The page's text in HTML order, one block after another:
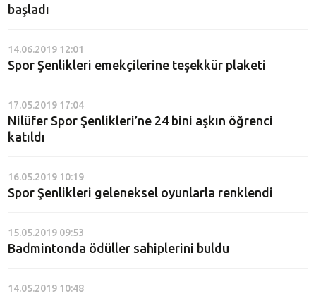
başladı
14.06.2019 12:01
Spor Şenlikleri emekçilerine teşekkür plaketi
17.05.2019 17:04
Nilüfer Spor Şenlikleri’ne 24 bini aşkın öğrenci
katıldı
16.05.2019 10:19
Spor Şenlikleri geleneksel oyunlarla renklendi
15.05.2019 09:53
Badmintonda ödüller sahiplerini buldu
14.05.2019 10:48